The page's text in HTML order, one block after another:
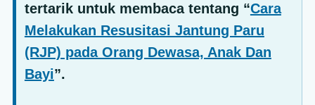
tertarik untuk membaca tentang “Cara
Melakukan Resusitasi Jantung Paru
(RJP) pada Orang Dewasa, Anak Dan
Bayi”.